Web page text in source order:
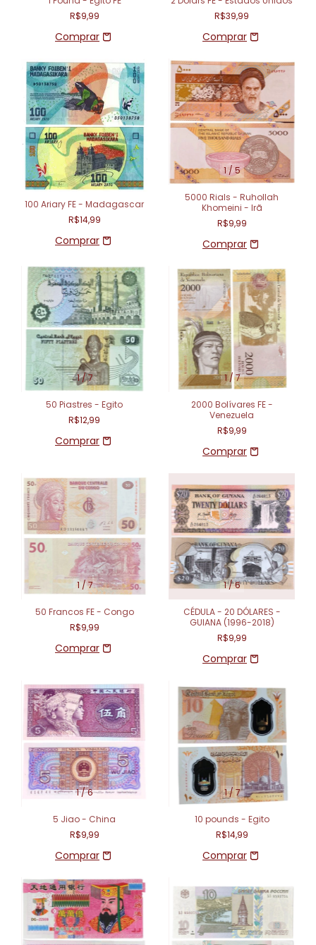
R$9,99
R$39,99
100 Ariary FE - Madagascar
R$14,99
1/5
5000 Rials - Ruhollah
Khomeini - Irã
R$9,99
1/7
50 Piastres - Egito
R$12,99
1/7
2000 Bolívares FE -
Venezuela
R$9,99
1/7
50 Francos FE - Congo
R$9,99
1/6
CÉDULA - 20 DÓLARES -
GUIANA (1996-2018)
R$9,99
1/6
5 Jiao - China
R$9,99
1/7
10 pounds - Egito
R$14,99